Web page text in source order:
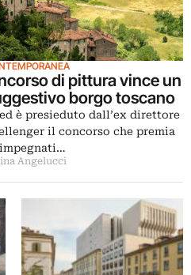
di pittura vince un
borgo toscano
è presieduto dall’ex direttore
il concorso che premia
Angelucci